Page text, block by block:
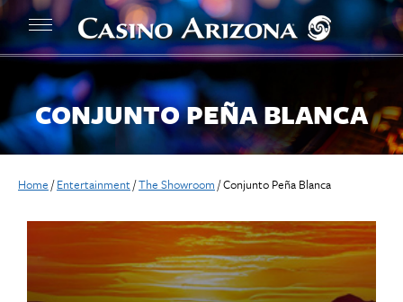
CONJUNTO PEÑA BLANCA
Home /Entertainment/The Showroom /Conjunto Peña Blanca